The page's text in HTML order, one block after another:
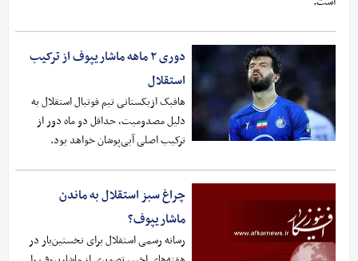
دوری ۲ ماهه ماشاریپوف از ترکیب
استقلال
هافبک ازبکستانی تیم فوتبال استقلال به
دلیل مصدومیت، حداقل دو ماه دور از
ترکیب اصلی آبی‌پوشان خواهد بود.
چراغ سبز استقلال به ماندن
ماشاریپوف؟
رسانه رسمی استقلال برای نخستین‌بار در